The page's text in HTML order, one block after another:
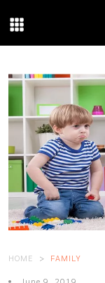
HOME FAMILY
June 9, 2019